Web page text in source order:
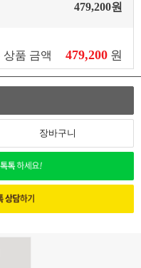
479,200원
상품 금액 479,200 원
장바구니